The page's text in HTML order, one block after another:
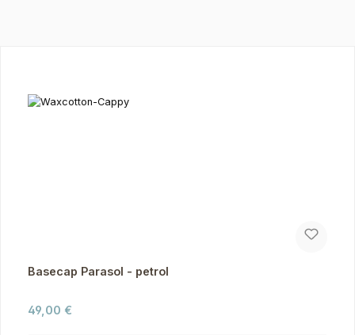
Basecap Parasol - petrol
Regulärer Preis:
49,00 €